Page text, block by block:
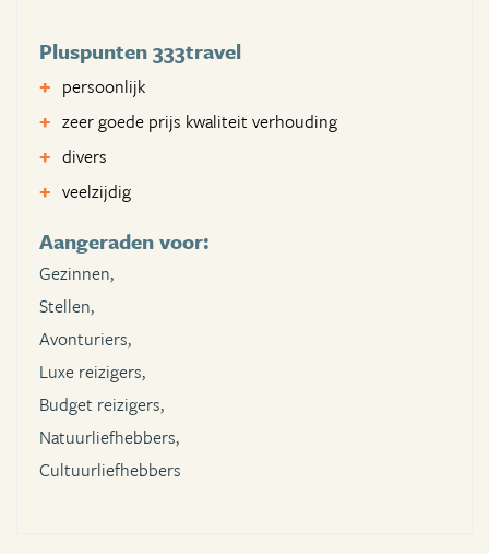
Pluspunten 333travel
persoonlijk
zeer goede prijs kwaliteit verhouding
divers
veelzijdig
Aangeraden voor:
Gezinnen,
Stellen,
Avonturiers,
Luxe reizigers,
Budget reizigers,
Natuurliefhebbers,
Cultuurliefhebbers